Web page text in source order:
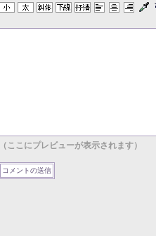
（ここにプレビューが表示されます）